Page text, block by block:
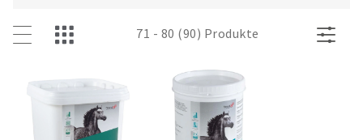
Qualitätsansprüche.71 - 80 (90) Produkte